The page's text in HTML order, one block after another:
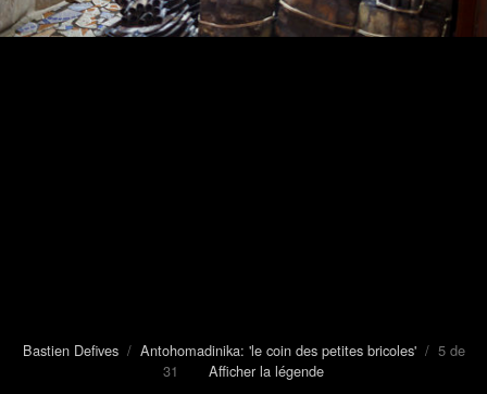
Bastien Defives/ Antohomadinika: 'le coin des petites bricoles'/ 5 de
31 Afficher la légende